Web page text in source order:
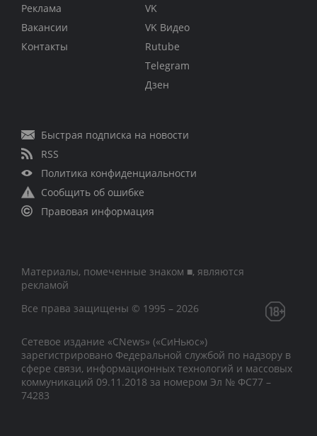
Реклама
Вакансии
Контакты
VK
VK Видео
Rutube
Telegram
Дзен
Быстрая подписка на новости
RSS
Политика конфиденциальности
Сообщить об ошибке
Правовая информация
Материалы, помеченные знаком ■, являются
рекламой
Все права защищены © 1995 – 2026
Сетевое издание «CNews» («СиНьюс»)
зарегистрировано Федеральной службой по надзору в
сфере связи, информационных технологий и массовых
коммуникаций 09.11.2018 за номером Эл № ФС77 –
74283